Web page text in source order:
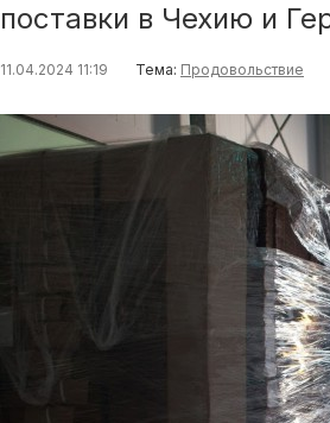
поставки в Чехию и
11.04.2024 11:19 Тема: Продовольствие